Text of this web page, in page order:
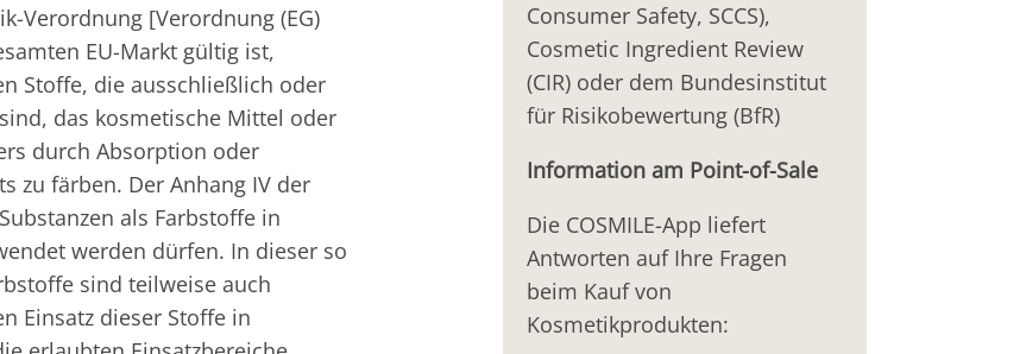
Verordnung [Verordnung (EG)
EU-Markt gültig ist,
Stoffe, die ausschließlich oder
das kosmetische Mittel oder
durch Absorption oder
zu färben. Der Anhang IV der
als Farbstoffe in
werden dürfen. In dieser so
sind teilweise auch
Einsatz dieser Stoffe in
Consumer Safety, SCCS),
Cosmetic Ingredient Review
(CIR) oder dem Bundesinstitut
für Risikobewertung (BfR)
Information am Point-of-Sale
Die COSMILE-App liefert
Antworten auf Ihre Fragen
beim Kauf von
Kosmetikprodukten: